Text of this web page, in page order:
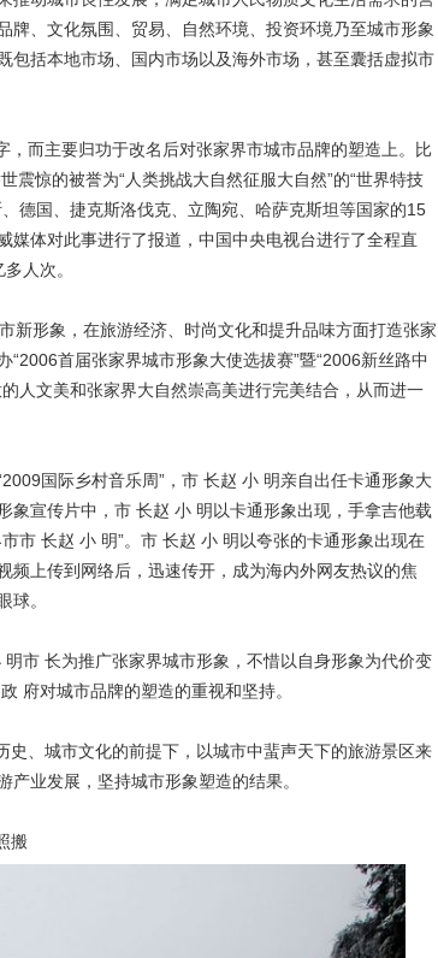
牌、文化氛围、贸易、自然环境、投资环境乃至城市形象
包括本地市场、国内市场以及海外市场，甚至囊括虚拟市
而主要归功于改名后对张家界市城市品牌的塑造上。比
震惊的被誉为“人类挑战大自然征服大自然”的“世界特技
德国、捷克斯洛伐克、立陶宛、哈萨克斯坦等国家的15
媒体对此事进行了报道，中国中央电视台进行了全程直
人次。
新形象，在旅游经济、时尚文化和提升品味方面打造张家
首届张家界城市形象大使选拔赛”暨“2006新丝路中
人文美和张家界大自然崇高美进行完美结合，从而进一
国际乡村音乐周”，市 长赵 小 明亲自出任卡通形象大
象宣传片中，市 长赵 小 明以卡通形象出现，手拿吉他载
市 长赵 小 明”。市 长赵 小 明以夸张的卡通形象出现在
频上传到网络后，迅速传开，成为海内外网友热议的焦
球。
市 长为推广张家界城市形象，不惜以自身形象为代价变
府对城市品牌的塑造的重视和坚持。
、城市文化的前提下，以城市中蜚声天下的旅游景区来
业发展，坚持城市形象塑造的结果。
搬